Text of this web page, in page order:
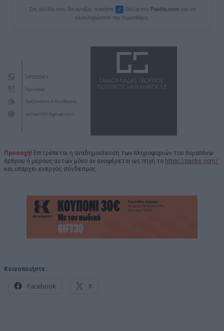
Στη σελίδα που θα ανοίξει, πατήστε ✓ δίπλα στο Paidis.com για να
ολοκληρώσετε την προσθήκη.
Προσοχή! Επιτρέπεται η αναδημοσίευση των πληροφοριών του παραπάνω
άρθρου ή μέρους αυτών μόνο αν αναφέρεται ως πηγή το https://paidis.com/
και υπάρχει ενεργός σύνδεσμος.
Κοινοποιήστε:
Facebook X